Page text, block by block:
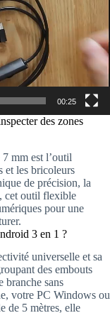
00:25
des zones
mm est l’outil
et les bricoleurs
de précision, la
cet outil flexible
pour une
3 en 1 ?
universelle et sa
des embouts
branche sans
votre PC Windows ou
de 5 mètres, elle